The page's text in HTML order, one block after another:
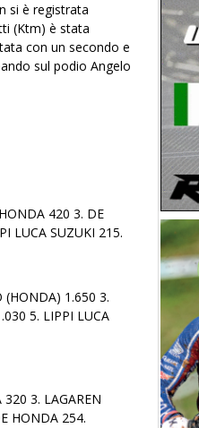
si è registrata
(Ktm) è stata
con un secondo e
sul podio Angelo
420 3. DE
LUCA SUZUKI 215.
(HONDA) 1.650 3.
5. LIPPI LUCA
3. LAGAREN
HONDA 254.